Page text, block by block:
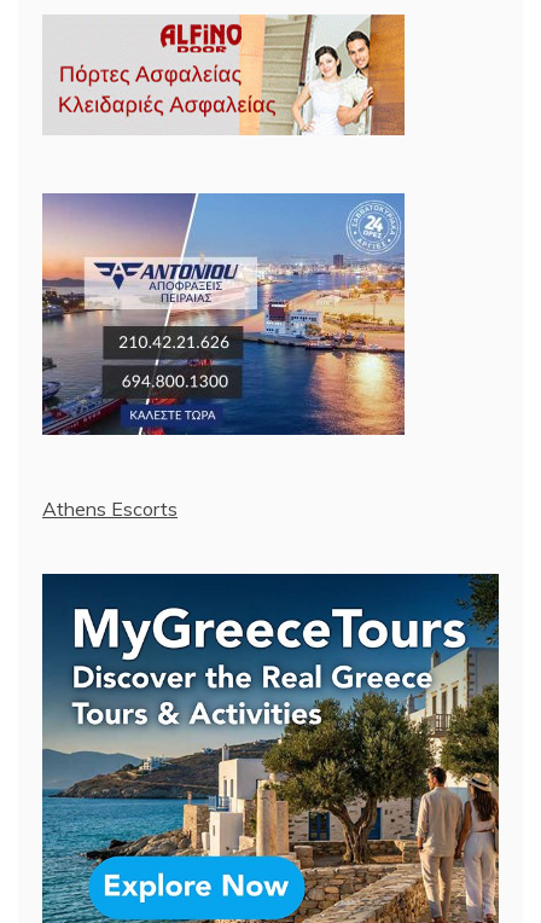
Athens Escorts